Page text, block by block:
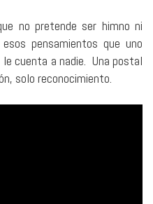
no pretende ser himno ni
pensamientos que uno
cuenta a nadie. Una postal
solo reconocimiento.